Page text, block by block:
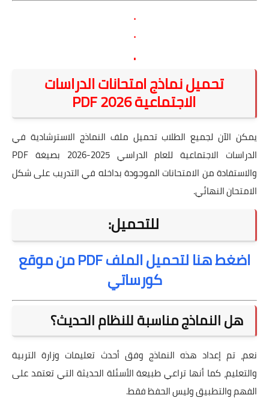
.
.
.
تحميل نماذج امتحانات الدراسات
الاجتماعية 2026 PDF
يمكن الآن لجميع الطلاب تحميل ملف النماذج الاسترشادية في
الدراسات الاجتماعية للعام الدراسي 2025-2026 بصيغة PDF
والاستفادة من الامتحانات الموجودة بداخله في التدريب على شكل
الامتحان النهائي.
للتحميل:
اضغط هنا لتحميل الملف PDF من موقع
كورساتي
هل النماذج مناسبة للنظام الحديث؟
نعم، تم إعداد هذه النماذج وفق أحدث تعليمات وزارة التربية
والتعليم، كما أنها تراعي طبيعة الأسئلة الحديثة التي تعتمد على
الفهم والتطبيق وليس الحفظ فقط.